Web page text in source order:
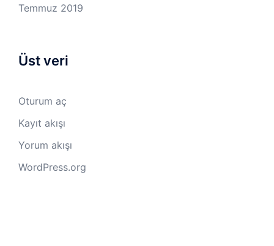
Temmuz 2019
Üst veri
Oturum aç
Kayıt akışı
Yorum akışı
WordPress.org